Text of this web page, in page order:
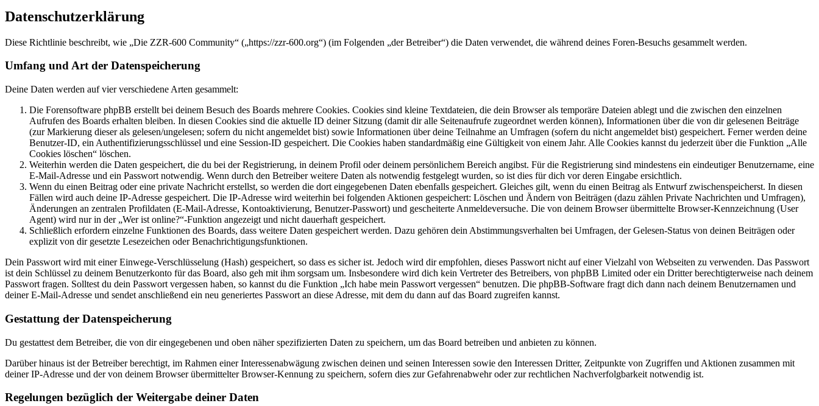
Datenschutzerklärung
Diese Richtlinie beschreibt, wie „Die ZZR-600 Community“ („https://zzr-600.org“) (im Folgenden „der Betreiber“) die Daten verwendet, die während deines Foren-Besuchs gesammelt werden.
Umfang und Art der Datenspeicherung
Deine Daten werden auf vier verschiedene Arten gesammelt:
Die Forensoftware phpBB erstellt bei deinem Besuch des Boards mehrere Cookies. Cookies sind kleine Textdateien, die dein Browser als temporäre Dateien ablegt und die zwischen den einzelnen
Aufrufen des Boards erhalten bleiben. In diesen Cookies sind die aktuelle ID deiner Sitzung (damit dir alle Seitenaufrufe zugeordnet werden können), Informationen über die von dir gelesenen Beiträge
(zur Markierung dieser als gelesen/ungelesen; sofern du nicht angemeldet bist) sowie Informationen über deine Teilnahme an Umfragen (sofern du nicht angemeldet bist) gespeichert. Ferner werden deine
Benutzer-ID, ein Authentifizierungsschlüssel und eine Session-ID gespeichert. Die Cookies haben standardmäßig eine Gültigkeit von einem Jahr. Alle Cookies kannst du jederzeit über die Funktion „Alle
Cookies löschen“ löschen.
Weiterhin werden die Daten gespeichert, die du bei der Registrierung, in deinem Profil oder deinem persönlichem Bereich angibst. Für die Registrierung sind mindestens ein eindeutiger Benutzername, eine
E-Mail-Adresse und ein Passwort notwendig. Wenn durch den Betreiber weitere Daten als notwendig festgelegt wurden, so ist dies für dich vor deren Eingabe ersichtlich.
Wenn du einen Beitrag oder eine private Nachricht erstellst, so werden die dort eingegebenen Daten ebenfalls gespeichert. Gleiches gilt, wenn du einen Beitrag als Entwurf zwischenspeicherst. In diesen
Fällen wird auch deine IP-Adresse gespeichert. Die IP-Adresse wird weiterhin bei folgenden Aktionen gespeichert: Löschen und Ändern von Beiträgen (dazu zählen Private Nachrichten und Umfragen),
Änderungen an zentralen Profildaten (E-Mail-Adresse, Kontoaktivierung, Benutzer-Passwort) und gescheiterte Anmeldeversuche. Die von deinem Browser übermittelte Browser-Kennzeichnung (User
Agent) wird nur in der „Wer ist online?“-Funktion angezeigt und nicht dauerhaft gespeichert.
Schließlich erfordern einzelne Funktionen des Boards, dass weitere Daten gespeichert werden. Dazu gehören dein Abstimmungsverhalten bei Umfragen, der Gelesen-Status von deinen Beiträgen oder
explizit von dir gesetzte Lesezeichen oder Benachrichtigungsfunktionen.
Dein Passwort wird mit einer Einwege-Verschlüsselung (Hash) gespeichert, so dass es sicher ist. Jedoch wird dir empfohlen, dieses Passwort nicht auf einer Vielzahl von Webseiten zu verwenden. Das Passwort
ist dein Schlüssel zu deinem Benutzerkonto für das Board, also geh mit ihm sorgsam um. Insbesondere wird dich kein Vertreter des Betreibers, von phpBB Limited oder ein Dritter berechtigterweise nach deinem
Passwort fragen. Solltest du dein Passwort vergessen haben, so kannst du die Funktion „Ich habe mein Passwort vergessen“ benutzen. Die phpBB-Software fragt dich dann nach deinem Benutzernamen und
deiner E-Mail-Adresse und sendet anschließend ein neu generiertes Passwort an diese Adresse, mit dem du dann auf das Board zugreifen kannst.
Gestattung der Datenspeicherung
Du gestattest dem Betreiber, die von dir eingegebenen und oben näher spezifizierten Daten zu speichern, um das Board betreiben und anbieten zu können.
Darüber hinaus ist der Betreiber berechtigt, im Rahmen einer Interessenabwägung zwischen deinen und seinen Interessen sowie den Interessen Dritter, Zeitpunkte von Zugriffen und Aktionen zusammen mit
deiner IP-Adresse und der von deinem Browser übermittelter Browser-Kennung zu speichern, sofern dies zur Gefahrenabwehr oder zur rechtlichen Nachverfolgbarkeit notwendig ist.
Regelungen bezüglich der Weitergabe deiner Daten